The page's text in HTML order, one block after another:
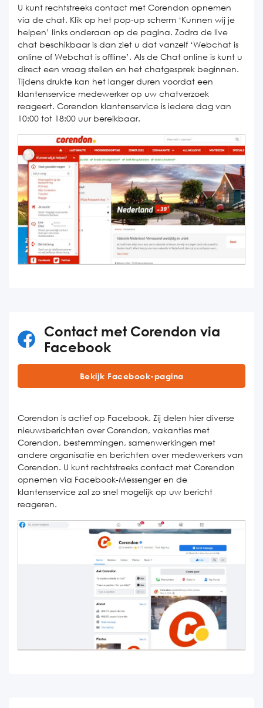
U kunt rechtstreeks contact met Corendon opnemen
via de chat. Klik op het pop-up scherm ‘Kunnen wij je
helpen’ links onderaan op de pagina. Zodra de live
chat beschikbaar is dan ziet u dat vanzelf ‘Webchat is
online of Webchat is offline’. Als de Chat online is kunt u
direct een vraag stellen en het chatgesprek beginnen.
Tijdens drukte kan het langer duren voordat een
klantenservice medewerker op uw chatverzoek
reageert. Corendon klantenservice is iedere dag van
10:00 tot 18:00 uur bereikbaar.
Contact met Corendon via
Facebook
Bekijk Facebook-pagina
Corendon is actief op Facebook. Zij delen hier diverse
nieuwsberichten over Corendon, vakanties met
Corendon, bestemmingen, samenwerkingen met
andere organisatie en berichten over medewerkers van
Corendon. U kunt rechtstreeks contact met Corendon
opnemen via Facebook-Messenger en de
klantenservice zal zo snel mogelijk op uw bericht
reageren.